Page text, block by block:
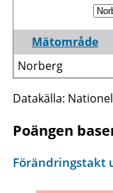
Mätområde
Norberg
Datakälla:
Poängen
Förändringstakt